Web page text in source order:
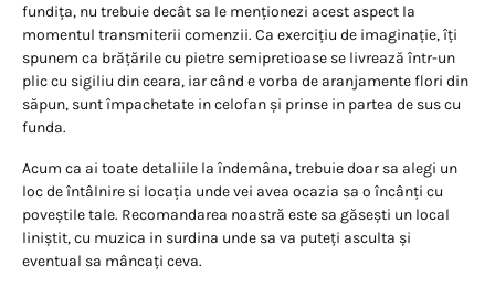
fundița, nu trebuie decât sa le menționezi acest aspect la
momentul transmiterii comenzii. Ca exercițiu de imaginație, îți
spunem ca brățările cu pietre semipretioase se livrează într-un
plic cu sigiliu din ceara, iar când e vorba de aranjamente flori din
săpun, sunt împachetate in celofan și prinse in partea de sus cu
funda.
Acum ca ai toate detaliile la îndemâna, trebuie doar sa alegi un
loc de întâlnire si locația unde vei avea ocazia sa o încânți cu
poveștile tale. Recomandarea noastră este sa găsești un local
liniștit, cu muzica in surdina unde sa va puteți asculta și
eventual sa mâncați ceva.